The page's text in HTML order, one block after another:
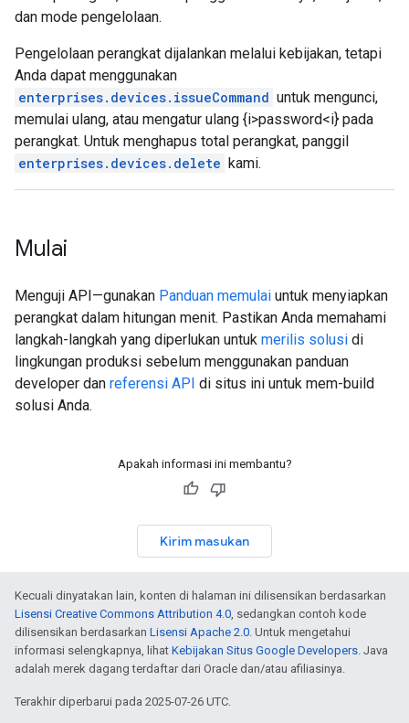
dan mode pengelolaan.
Pengelolaan perangkat dijalankan melalui kebijakan, tetapi
Anda dapat menggunakan
enterprises.devices.issueCommand untuk mengunci,
memulai ulang, atau mengatur ulang {i>password<i} pada
perangkat. Untuk menghapus total perangkat, panggil
enterprises.devices.delete kami.
Mulai
Menguji API—gunakan Panduan memulai untuk menyiapkan
perangkat dalam hitungan menit. Pastikan Anda memahami
langkah-langkah yang diperlukan untuk merilis solusi di
lingkungan produksi sebelum menggunakan panduan
developer dan referensi API di situs ini untuk mem-build
solusi Anda.
Apakah informasi ini membantu?
Kirim masukan
Kecuali dinyatakan lain, konten di halaman ini dilisensikan berdasarkan
Lisensi Creative Commons Attribution 4.0, sedangkan contoh kode
dilisensikan berdasarkan Lisensi Apache 2.0. Untuk mengetahui
informasi selengkapnya, lihat Kebijakan Situs Google Developers. Java
adalah merek dagang terdaftar dari Oracle dan/atau afiliasinya.
Terakhir diperbarui pada 2025-07-26 UTC.